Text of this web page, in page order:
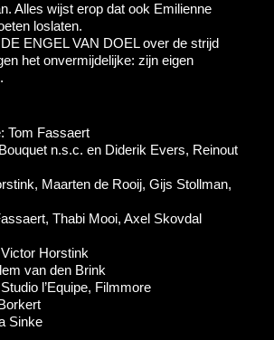
Alles wijst erop dat ook Emilienne
loslaten.
ENGEL VAN DOEL over de strijd
het onvermijdelijke: zijn eigen
Tom Fassaert
n.s.c. en Diderik Evers, Reinout
Maarten de Rooij, Gijs Stollman,
Thabi Mooi, Axel Skovdal
Horstink
van den Brink
l’Equipe, Filmmore
Sinke